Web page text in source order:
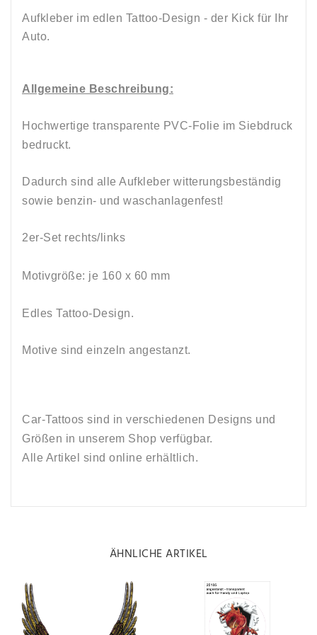
Aufkleber im edlen Tattoo-Design - der Kick für Ihr
Auto.
Allgemeine Beschreibung:
Hochwertige transparente PVC-Folie im Siebdruck
bedruckt.
Dadurch sind alle Aufkleber witterungsbeständig
sowie benzin- und waschanlagenfest!
2er-Set rechts/links
Motivgröße: je 160 x 60 mm
Edles Tattoo-Design.
Motive sind einzeln angestanzt.
Car-Tattoos sind in verschiedenen Designs und
Größen in unserem Shop verfügbar.
Alle Artikel sind online erhältlich.
ÄHNLICHE ARTIKEL